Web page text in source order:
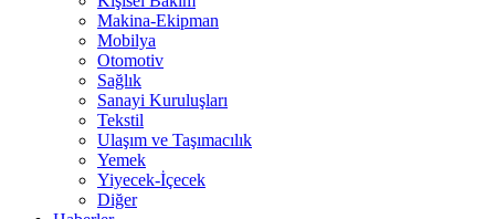
Makina-Ekipman
Mobilya
Otomotiv
Sağlık
Sanayi Kuruluşları
Tekstil
Ulaşım ve Taşımacılık
Yemek
Yiyecek-İçecek
Diğer